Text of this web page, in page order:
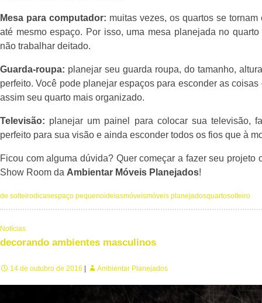
Mesa para computador: muitas vezes, os quartos se
até mesmo espaço. Por isso, uma mesa planejada no
não trabalhar deitado.
Guarda-roupa: planejar seu guarda roupa, do tamanho,
perfeito. Você pode planejar espaços para esconder as
assim seu quarto mais organizado.
Televisão: planejar um painel para colocar sua televisão,
perfeito para sua visão e ainda esconder todos os fios que à
Ficou com alguma dúvida? Quer começar a fazer seu
Show Room da Ambientar Móveis Planejados!
de solteirodicasespaço pequenoideiasmóveismóveis planejadosquartosolteiro
Notícias
decorando ambientes masculinos
14 de outubro de 2016 Ambientar Planejados